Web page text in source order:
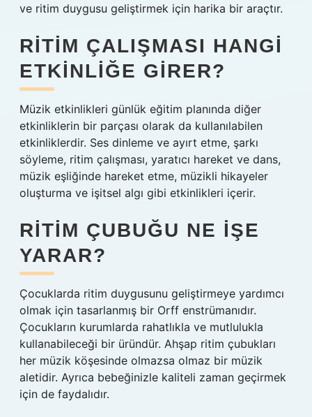
ve ritim duygusu geliştirmek için harika bir araçtır.
RITIM ÇALIŞMASI HANGI
ETKINLIĞE GIRER?
Müzik etkinlikleri günlük eğitim planında diğer
etkinliklerin bir parçası olarak da kullanılabilen
etkinliklerdir. Ses dinleme ve ayırt etme, şarkı
söyleme, ritim çalışması, yaratıcı hareket ve dans,
müzik eşliğinde hareket etme, müzikli hikayeler
oluşturma ve işitsel algı gibi etkinlikleri içerir.
RITIM ÇUBUĞU NE IŞE
YARAR?
Çocuklarda ritim duygusunu geliştirmeye yardımcı
olmak için tasarlanmış bir Orff enstrümanıdır.
Çocukların kurumlarda rahatlıkla ve mutlulukla
kullanabileceği bir üründür. Ahşap ritim çubukları
her müzik köşesinde olmazsa olmaz bir müzik
aletidir. Ayrıca bebeğinizle kaliteli zaman geçirmek
için de faydalıdır.